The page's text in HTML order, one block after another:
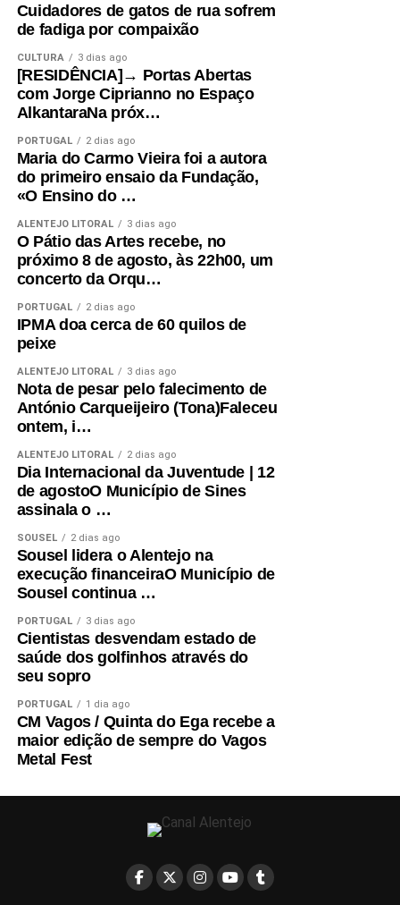
Cuidadores de gatos de rua sofrem
de fadiga por compaixão
CULTURA 3 dias ago
[RESIDÊNCIA]→ Portas Abertas
com Jorge Ciprianno no Espaço
AlkantaraNa próx…
PORTUGAL 2 dias ago
Maria do Carmo Vieira foi a autora
do primeiro ensaio da Fundação,
«O Ensino do …
ALENTEJO LITORAL 3 dias ago
O Pátio das Artes recebe, no
próximo 8 de agosto, às 22h00, um
concerto da Orqu…
PORTUGAL 2 dias ago
IPMA doa cerca de 60 quilos de
peixe
ALENTEJO LITORAL 3 dias ago
Nota de pesar pelo falecimento de
António Carqueijeiro (Tona)Faleceu
ontem, i…
ALENTEJO LITORAL 2 dias ago
Dia Internacional da Juventude | 12
de agostoO Município de Sines
assinala o …
SOUSEL 2 dias ago
Sousel lidera o Alentejo na
execução financeiraO Município de
Sousel continua …
PORTUGAL 3 dias ago
Cientistas desvendam estado de
saúde dos golfinhos através do
seu sopro
PORTUGAL 1 dia ago
CM Vagos / Quinta do Ega recebe a
maior edição de sempre do Vagos
Metal Fest